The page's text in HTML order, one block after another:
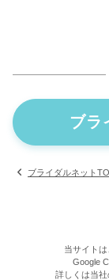
ブラ
ブライダルネット
当サイト
Google
詳しくは当社